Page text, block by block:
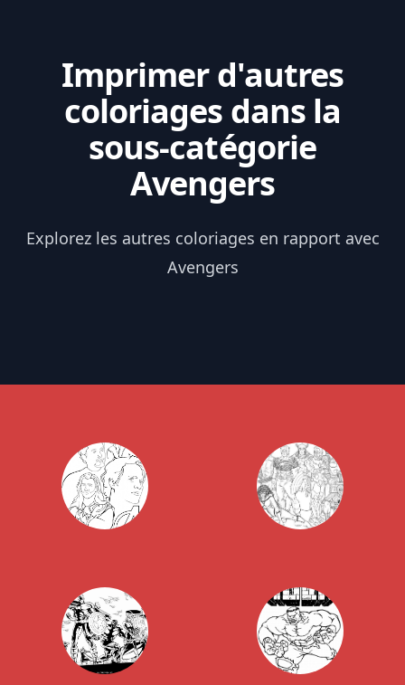
Imprimer d'autres
coloriages dans la
sous-catégorie
Avengers
Explorez les autres coloriages en rapport avec
Avengers